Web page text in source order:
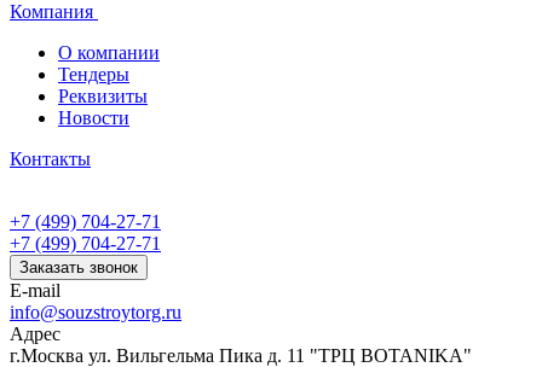
Компания
О компании
Тендеры
Реквизиты
Новости
Контакты
+7 (499) 704-27-71
+7 (499) 704-27-71
Заказать звонок
E-mail
info@souzstroytorg.ru
Адрес
г.Москва ул. Вильгельма Пика д. 11 "ТРЦ BOTANIKA"